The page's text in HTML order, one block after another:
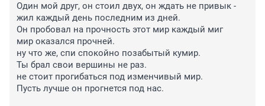
Один мой друг, он стоил двух, он ждать не привык -
жил каждый день последним из дней.
Он пробовал на прочность этот мир каждый миг
мир оказался прочней.
ну что же, спи спокойно позабытый кумир.
Ты брал свои вершины не раз.
не стоит прогибаться под изменчивый мир.
Пусть лучше он прогнется под нас.